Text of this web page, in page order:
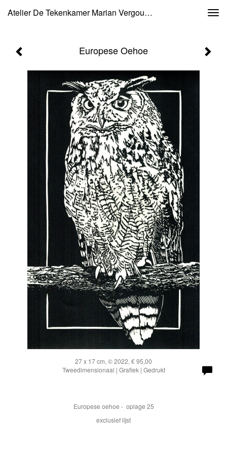
Atelier De Tekenkamer Marian Vergouwen - Europese Oehoe
Europese Oehoe
27 x 17 cm, © 2022, € 95,00
Tweedimensionaal | Grafiek | Gedrukt
Europese oehoe - oplage 25
exclusief lijst